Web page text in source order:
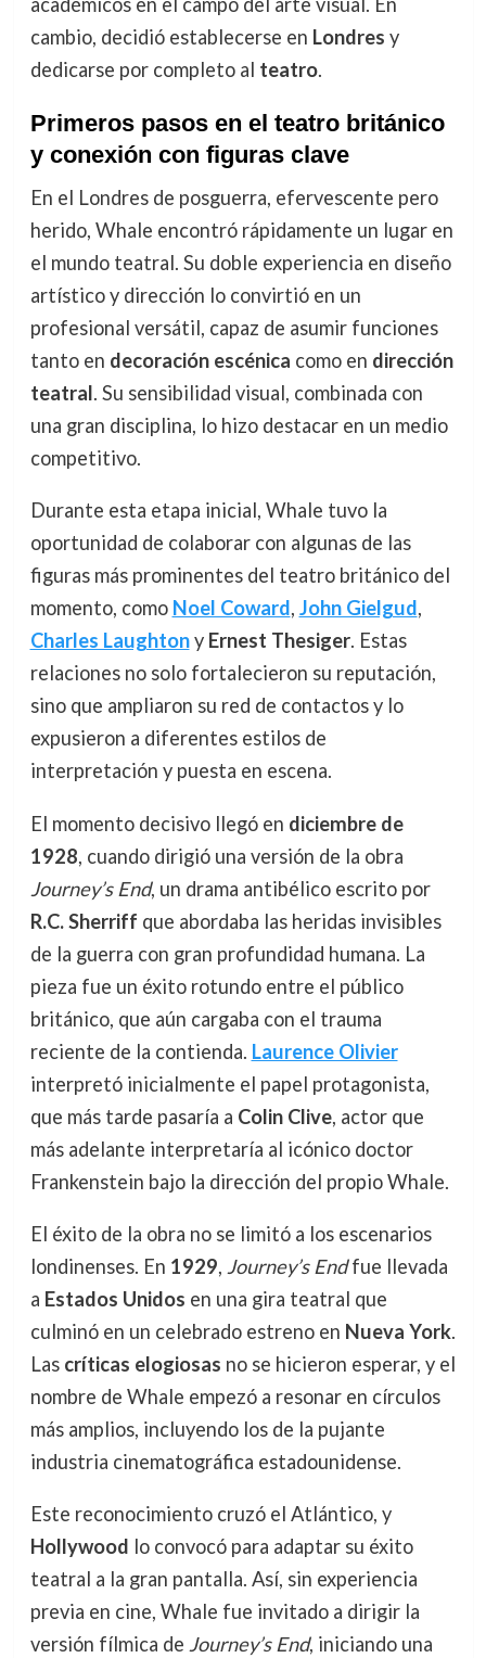
cambio, decidió establecerse en Londres y
dedicarse por completo al teatro.
Primeros pasos en el teatro británico
y conexión con figuras clave
En el Londres de posguerra, efervescente pero
herido, Whale encontró rápidamente un lugar en
el mundo teatral. Su doble experiencia en diseño
artístico y dirección lo convirtió en un
profesional versátil, capaz de asumir funciones
tanto en decoración escénica como en dirección
teatral. Su sensibilidad visual, combinada con
una gran disciplina, lo hizo destacar en un medio
competitivo.
Durante esta etapa inicial, Whale tuvo la
oportunidad de colaborar con algunas de las
figuras más prominentes del teatro británico del
momento, como Noel Coward, John Gielgud,
Charles Laughtony Ernest Thesiger. Estas
relaciones no solo fortalecieron su reputación,
sino que ampliaron su red de contactos y lo
expusieron a diferentes estilos de
interpretación y puesta en escena.
El momento decisivo llegó en diciembre de
1928, cuando dirigió una versión de la obra
Journey’s End, un drama antibélico escrito por
R.C. Sherriff que abordaba las heridas invisibles
de la guerra con gran profundidad humana. La
pieza fue un éxito rotundo entre el público
británico, que aún cargaba con el trauma
reciente de la contienda. Laurence Olivier
interpretó inicialmente el papel protagonista,
que más tarde pasaría a Colin Clive, actor que
más adelante interpretaría al icónico doctor
Frankenstein bajo la dirección del propio Whale.
El éxito de la obra no se limitó a los escenarios
londinenses. En 1929, Journey’s Endfue llevada
a Estados Unidos en una gira teatral que
culminó en un celebrado estreno en Nueva York.
Las críticas elogiosas no se hicieron esperar, y el
nombre de Whale empezó a resonar en círculos
más amplios, incluyendo los de la pujante
industria cinematográfica estadounidense.
Este reconocimiento cruzó el Atlántico, y
Hollywood lo convocó para adaptar su éxito
teatral a la gran pantalla. Así, sin experiencia
previa en cine, Whale fue invitado a dirigir la
versión fílmica de Journey’s End, iniciando una